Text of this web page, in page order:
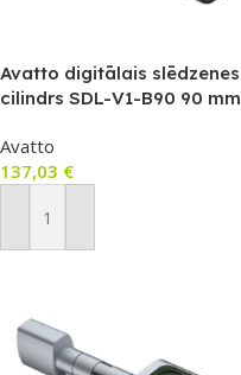
Avatto digitālais slēdzenes
cilindrs SDL-V1-B90 90 mm
Avatto
137,03 €
Pievienot Grozam